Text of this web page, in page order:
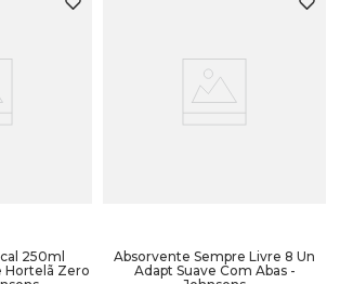
250ml
Hortelã Zero
Absorvente Sempre Livre 8 Un
Adapt Suave Com Abas -